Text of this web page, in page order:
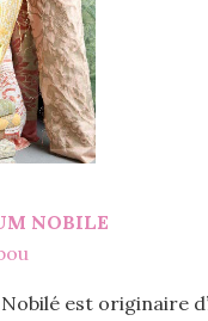
NOBILE
est originaire